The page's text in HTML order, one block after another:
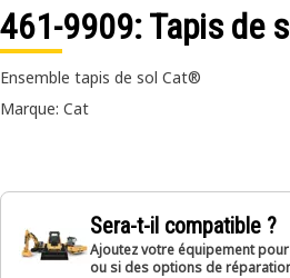
461-9909: Tapis de
Ensemble tapis de sol Cat®
Marque: Cat
Sera-t-il compatible ?
Ajoutez votre équipement
ou si des options de